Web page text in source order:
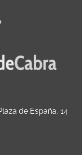
de España, 14